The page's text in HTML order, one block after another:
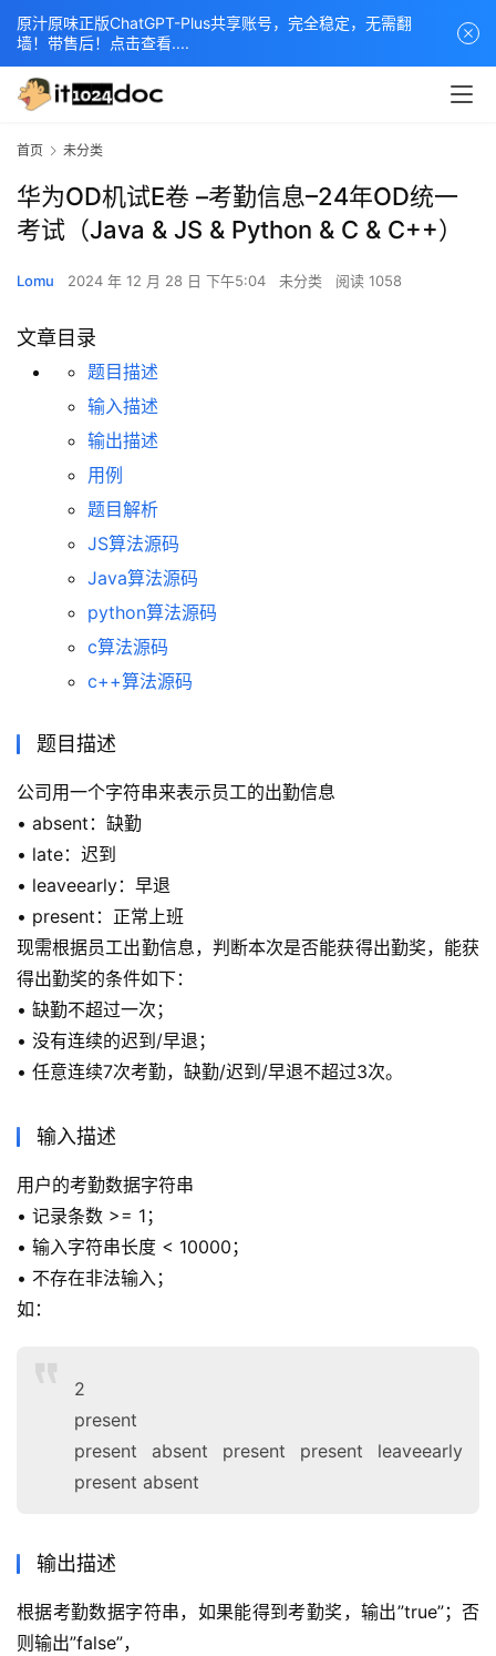
首页 未分类
华为OD机试E卷 –考勤信息–24年OD统一
考试（Java & JS & Python & C & C++）
Lomu 2024 年 12 月 28 日 下午5:04 未分类 阅读 1058
文章目录
题目描述
输入描述
输出描述
用例
题目解析
JS算法源码
Java算法源码
python算法源码
c算法源码
c++算法源码
题目描述
公司用一个字符串来表示员工的出勤信息
• absent：缺勤
• late：迟到
• leaveearly：早退
• present：正常上班
现需根据员工出勤信息，判断本次是否能获得出勤奖，能获
得出勤奖的条件如下：
• 缺勤不超过一次；
• 没有连续的迟到/早退；
• 任意连续7次考勤，缺勤/迟到/早退不超过3次。
输入描述
用户的考勤数据字符串
• 记录条数 >= 1；
• 输入字符串长度 < 10000；
• 不存在非法输入；
如：
2
present
present absent present present leaveearly
present absent
输出描述
根据考勤数据字符串，如果能得到考勤奖，输出”true”；否
则输出”false”，
原汁原味正版ChatGPT-Plus共享账号，完全稳定，无需翻
墙！带售后！点击查看....